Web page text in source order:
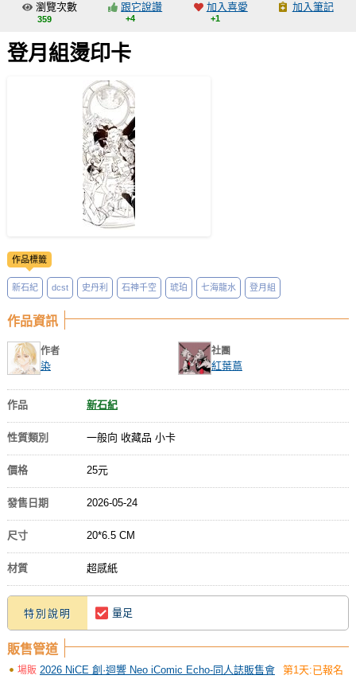
交流中心
攤位轉讓區
會員中心
註冊會員
登入
瀏覽次數
359
跟它說讚
+4
加入喜愛
+1
加入筆記
登月組燙印卡
作品標籤
新石紀 dcst 史丹利 石神千空 琥珀 七海龍水 登月組
作品資訊
作者
染
社團
紅葉蔦
作品 新石紀
性質類別 一般向 收藏品 小卡
價格 25元
發售日期 2026-05-24
尺寸 20*6.5 CM
材質 超感紙
特別說明 量足
販售管道
場販 2026 NiCE 創·迴響 Neo iComic Echo-同人誌販售會 第1天:已報名